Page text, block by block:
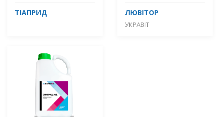
ТІАПРИД ЛЮВІТОР
УКРАВІТ